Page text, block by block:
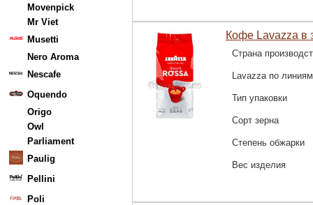
Movenpick
Mr Viet
Musetti
Nero Aroma
Nescafe
Oquendo
Origo
Owl
Parliament
Paulig
Pellini
Poli
Кофе Lavazza в
Страна
Lavazza по линиям
Тип упаковки
Сорт зерна
Степень обжарки
Вес изделия